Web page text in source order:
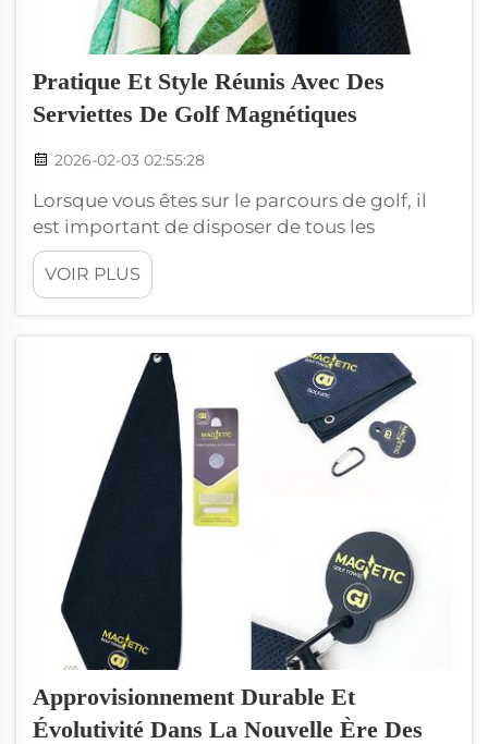
Pratique Et Style Réunis Avec Des
Serviettes De Golf Magnétiques
2026-02-03 02:55:28
Lorsque vous êtes sur le parcours de golf, il
est important de disposer de tous les
équipements adéquats pour jouer au mieux
de vos possibilités. Une bonne serviette de
golf est un accessoire essentiel pour les
clubs propres et d’essuyer la transpiration par
temps chaud...
VOIR PLUS
Approvisionnement Durable Et
Évolutivité Dans La Nouvelle Ère Des